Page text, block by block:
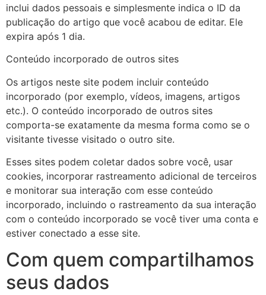
inclui dados pessoais e simplesmente indica o ID da
publicação do artigo que você acabou de editar. Ele
expira após 1 dia.
Conteúdo incorporado de outros sites
Os artigos neste site podem incluir conteúdo
incorporado (por exemplo, vídeos, imagens, artigos
etc.). O conteúdo incorporado de outros sites
comporta-se exatamente da mesma forma como se o
visitante tivesse visitado o outro site.
Esses sites podem coletar dados sobre você, usar
cookies, incorporar rastreamento adicional de terceiros
e monitorar sua interação com esse conteúdo
incorporado, incluindo o rastreamento da sua interação
com o conteúdo incorporado se você tiver uma conta e
estiver conectado a esse site.
Com quem compartilhamos
seus dados